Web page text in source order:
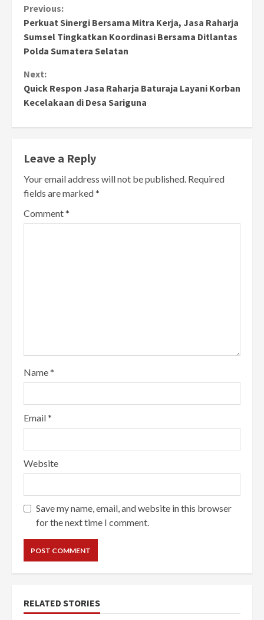
Continue
Reading
Previous:
Perkuat Sinergi Bersama Mitra Kerja, Jasa Raharja
Sumsel Tingkatkan Koordinasi Bersama Ditlantas
Polda Sumatera Selatan
Next:
Quick Respon Jasa Raharja Baturaja Layani Korban
Kecelakaan di Desa Sariguna
Leave a Reply
Your email address will not be published. Required
fields are marked*
Comment*
Name*
Email*
Website
Save my name, email, and website in this browser
for the next time I comment.
RELATED STORIES